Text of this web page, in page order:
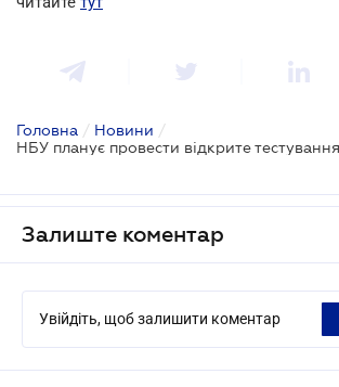
Головна / Новини /
Залиште коментар
Увійдіть, щоб залишити коментар